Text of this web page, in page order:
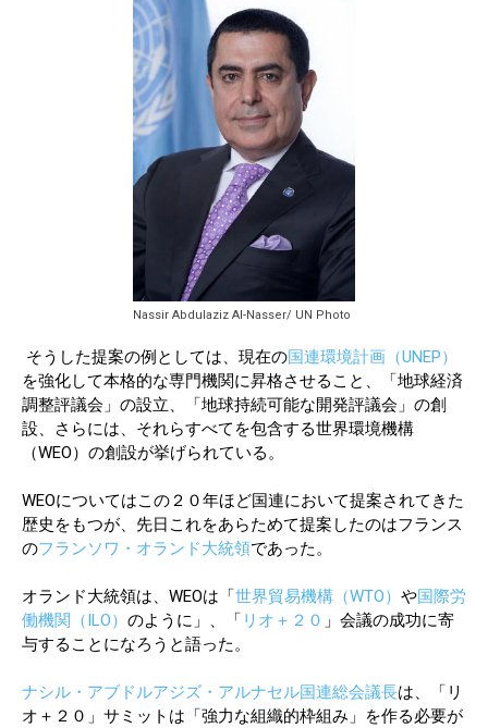
Nassir Abdulaziz Al-Nasser/ UN Photo
そうした提案の例としては、現在の国連環境計画（UNEP）
を強化して本格的な専門機関に昇格させること、「地球経済
調整評議会」の設立、「地球持続可能な開発評議会」の創
設、さらには、それらすべてを包含する世界環境機構
（WEO）の創設が挙げられている。
WEOについてはこの２０年ほど国連において提案されてきた
歴史をもつが、先日これをあらためて提案したのはフランス
のフランソワ・オランド大統領であった。
オランド大統領は、WEOは「世界貿易機構（WTO） や国際労
働機関（ILO） のように」、「 リオ＋２０ 」会議の成功に寄
与することになろうと語った。
ナシル・アブドルアジズ・アルナセル国連総会議長は、「リ
オ＋２０」サミットは「強力な組織的枠組み」を作る必要が